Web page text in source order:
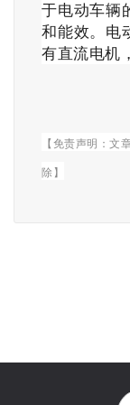
于电动车辆
和能效。电
有直流电机
【免责声明：文
除】